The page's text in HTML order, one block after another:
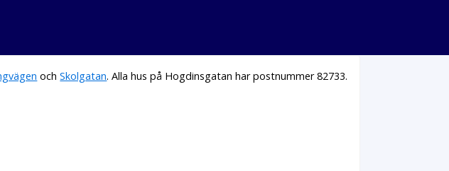
ochSkolgatan. Alla hus på Hogdinsgatan har postnummer 82733.